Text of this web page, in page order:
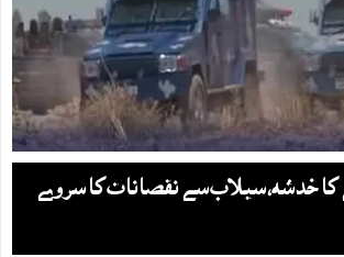
خدشہ، سیلاب سے نقصانات کا سروے